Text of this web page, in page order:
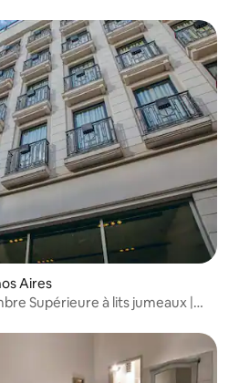
Aires
Supérieure à lits jumeaux |